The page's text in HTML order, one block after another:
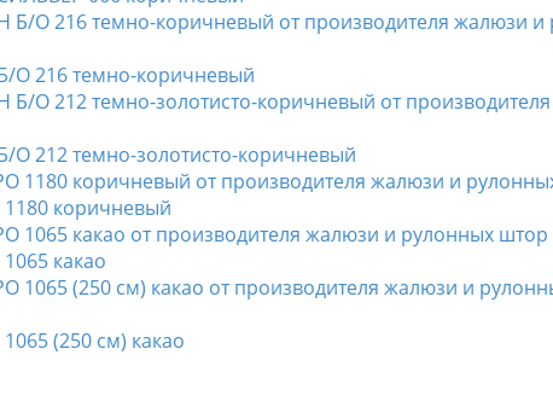
216 темно-коричневый
212 темно-золотисто-коричневый
коричневый
какао
(250 см) какао